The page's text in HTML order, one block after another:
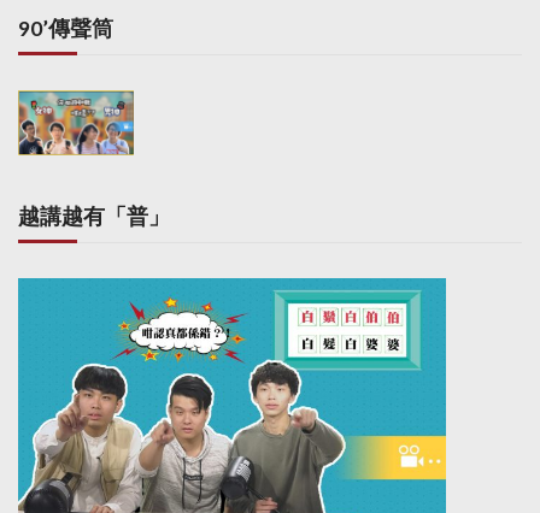
90’傳聲筒
越講越有「普」